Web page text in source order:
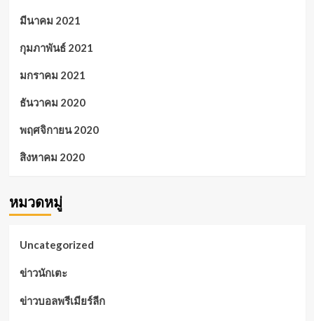
มีนาคม 2021
กุมภาพันธ์ 2021
มกราคม 2021
ธันวาคม 2020
พฤศจิกายน 2020
สิงหาคม 2020
หมวดหมู่
Uncategorized
ข่าวนักเตะ
ข่าวบอลพรีเมียร์ลีก